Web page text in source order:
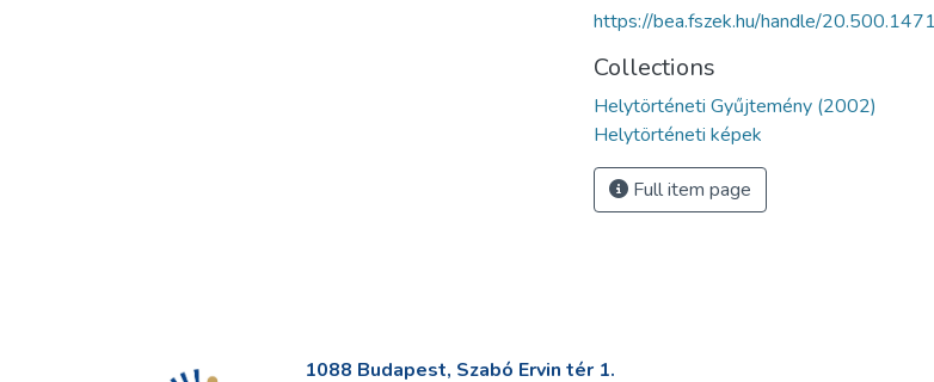
https://bea.fszek.hu/handle/
Collections
Helytörténeti Gyűjtemény (2002)
Helytörténeti képek
Full item page
1088 Budapest, Szabó Ervin tér 1.